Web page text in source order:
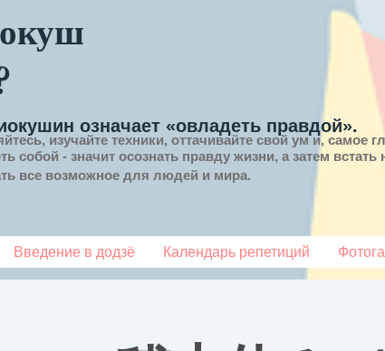
означает «овладеть правдой».
изучайте техники, оттачивайте свой ум и, самое
собой - значит осознать правду жизни, а затем
все возможное для людей и мира.
Введение в додзё Календарь репетиций